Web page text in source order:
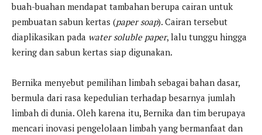
buah-buahan mendapat tambahan berupa cairan untuk
pembuatan sabun kertas (paper soap). Cairan tersebut
diaplikasikan pada water soluble paper, lalu tunggu hingga
kering dan sabun kertas siap digunakan.
Bernika menyebut pemilihan limbah sebagai bahan dasar,
bermula dari rasa kepedulian terhadap besarnya jumlah
limbah di dunia. Oleh karena itu, Bernika dan tim berupaya
mencari inovasi pengelolaan limbah yang bermanfaat dan